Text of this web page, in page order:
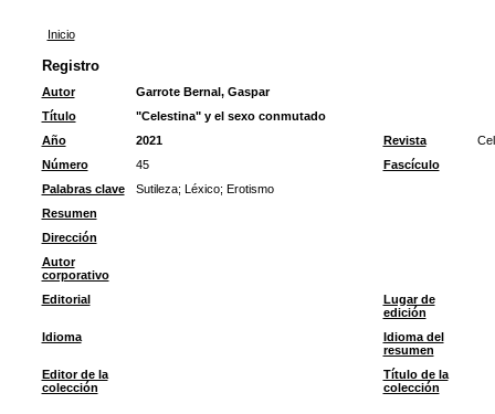
Inicio
Registro
Autor
Garrote Bernal, Gaspar
Título
"Celestina" y el sexo conmutado
Año
2021 Revista
Número
45
Fascículo
Palabras clave
Sutileza; Léxico; Erotismo
Resumen
Dirección
Autor
corporativo
Editorial
Lugar de
edición
Idioma
Idioma del
resumen
Editor de la
colección
Título de la
colección